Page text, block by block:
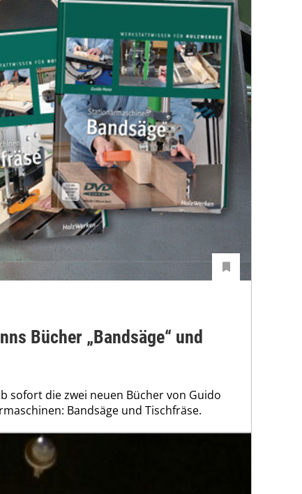
Bücher „Bandsäge“ und
sofort die zwei neuen Bücher von Guido
Bandsäge und Tischfräse.